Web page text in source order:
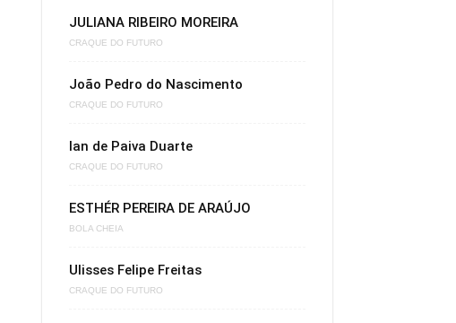
JULIANA RIBEIRO MOREIRA
CRAQUE DO FUTURO
João Pedro do Nascimento
CRAQUE DO FUTURO
Ian de Paiva Duarte
CRAQUE DO FUTURO
ESTHÉR PEREIRA DE ARAÚJO
BOLA CHEIA
Ulisses Felipe Freitas
CRAQUE DO FUTURO